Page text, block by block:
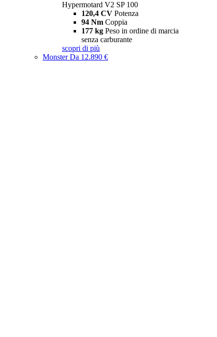
Hypermotard V2 SP 100
120,4 CV Potenza
94 Nm Coppia
177 kg Peso in ordine di marcia
senza carburante
scopri di più
MonsterDa 12.890 €